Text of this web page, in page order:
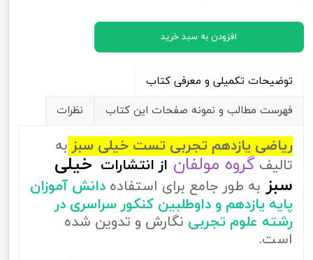
افزودن به سبد خرید
توضیحات تکمیلی و معرفی کتاب
فهرست مطالب و نمونه صفحات این کتاب
نظرات
ریاضی یازدهم تجربی تست خیلی سبز به
تالیف گروه مولفان از انتشارات خیلی
سبز به طور جامع برای استفاده دانش آموزان
پایه یازدهم و داوطلبین کنکور سراسری در
رشته علوم تجربی نگارش و تدوین شده
است.